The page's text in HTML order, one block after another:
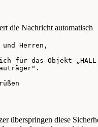
die Nachricht automatisch
überspringen diese